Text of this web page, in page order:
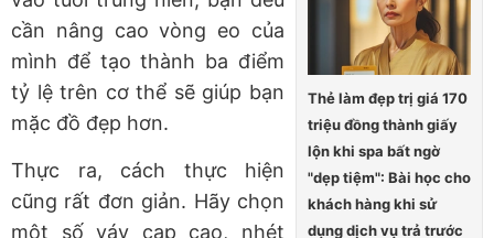
Thẻ làm đẹp trị giá 170
triệu đồng thành giấy
lộn khi spa bất ngờ
"dẹp tiệm": Bài học cho
khách hàng khi sử
dụng dịch vụ trả trước
cần nâng cao vòng eo của
mình để tạo thành ba điểm
tỷ lệ trên cơ thể sẽ giúp bạn
mặc đồ đẹp hơn.
Thực ra, cách thực hiện
cũng rất đơn giản. Hãy chọn
một số váy cạp cao, nhét